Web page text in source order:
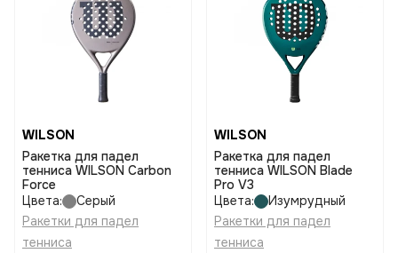
WILSON
Ракетка для падел
тенниса WILSON Carbon
Force
Цвета:
Серый
Ракетки для падел
тенниса
WILSON
Ракетка для падел
тенниса WILSON Blade
Pro V3
Цвета:
Изумрудный
Ракетки для падел
тенниса